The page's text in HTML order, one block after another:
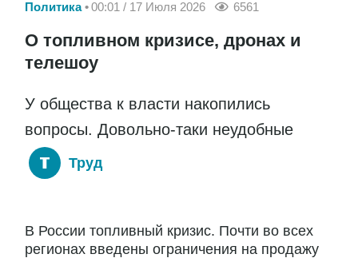
Политика 00:01 / 17 Июля 2026 6561
О топливном кризисе, дронах и
телешоу
У общества к власти накопились
вопросы. Довольно-таки неудобные
Труд
В России топливный кризис. Почти во всех
регионах введены ограничения на продажу